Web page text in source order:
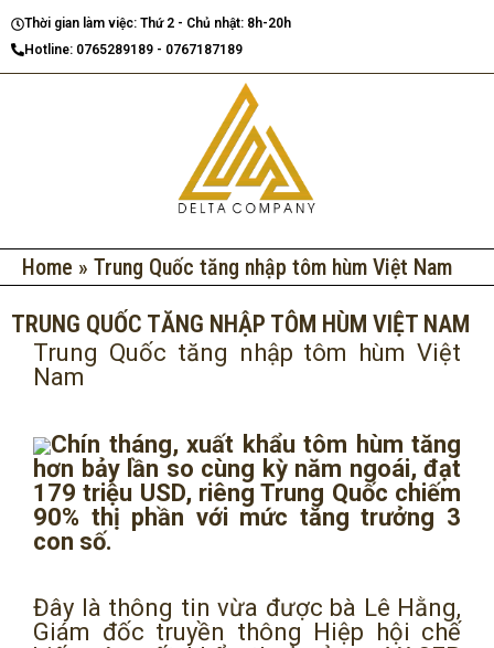
tới
nội
Thời gian làm việc: Thứ 2 - Chủ nhật: 8h-20h
Hotline: 0765289189 - 0767187189
Home » Trung Quốc tăng nhập tôm hùm Việt Nam
TRUNG QUỐC TĂNG NHẬP TÔM HÙM VIỆT NAM
Trung Quốc tăng nhập tôm hùm Việt
Nam
Chín tháng, xuất khẩu tôm hùm tăng
hơn bảy lần so cùng kỳ năm ngoái, đạt
179 triệu USD, riêng Trung Quốc chiếm
90% thị phần với mức tăng trưởng 3
con số.
Đây là thông tin vừa được bà Lê Hằng,
Giám đốc truyền thông Hiệp hội chế